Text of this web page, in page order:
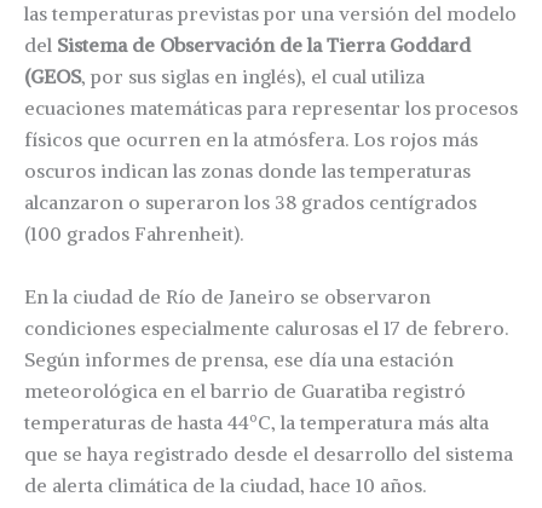
las temperaturas previstas por una versión del modelo
del Sistema de Observación de la Tierra Goddard
(GEOS, por sus siglas en inglés), el cual utiliza
ecuaciones matemáticas para representar los procesos
físicos que ocurren en la atmósfera. Los rojos más
oscuros indican las zonas donde las temperaturas
alcanzaron o superaron los 38 grados centígrados
(100 grados Fahrenheit).
En la ciudad de Río de Janeiro se observaron
condiciones especialmente calurosas el 17 de febrero.
Según informes de prensa, ese día una estación
meteorológica en el barrio de Guaratiba registró
temperaturas de hasta 44ºC, la temperatura más alta
que se haya registrado desde el desarrollo del sistema
de alerta climática de la ciudad, hace 10 años.